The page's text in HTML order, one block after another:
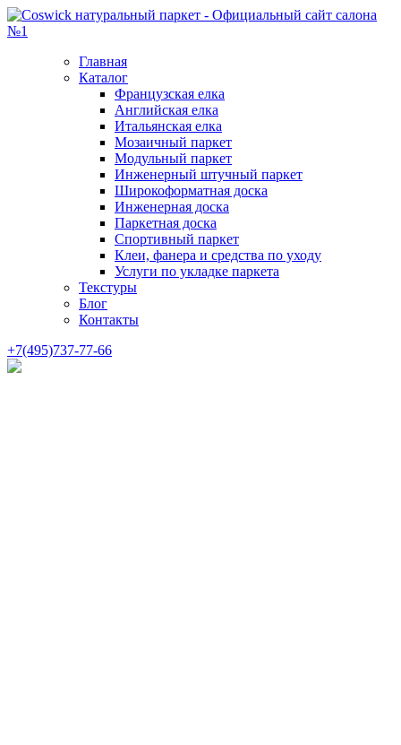
Главная
Каталог
Французская елка
Английская елка
Итальянская елка
Мозаичный паркет
Модульный паркет
Инженерный штучный паркет
Широкоформатная доска
Инженерная доска
Паркетная доска
Спортивный паркет
Клеи, фанера и средства по уходу
Услуги по укладке паркета
Текстуры
Блог
Контакты
+7(495)737-77-66